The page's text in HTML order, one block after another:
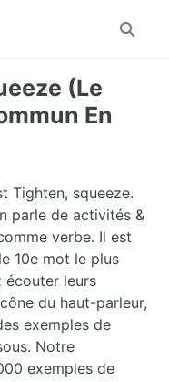
Toggle
(Le
En
Tighten, squeeze.
parle de activités &
verbe. Il est
10e mot le plus
écouter leurs
du haut-parleur,
exemples de
Notre
exemples de